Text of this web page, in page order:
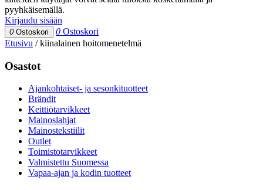
pyyhkäisemällä.
Kirjaudu sisään
0 Ostoskori 0 Ostoskori
Etusivu /kiinalainen hoitomenetelmä
Osastot
Ajankohtaiset- ja sesonkituotteet
Brändit
Keittiötarvikkeet
Mainoslahjat
Mainostekstiilit
Outlet
Toimistotarvikkeet
Valmistettu Suomessa
Vapaa-ajan ja kodin tuotteet